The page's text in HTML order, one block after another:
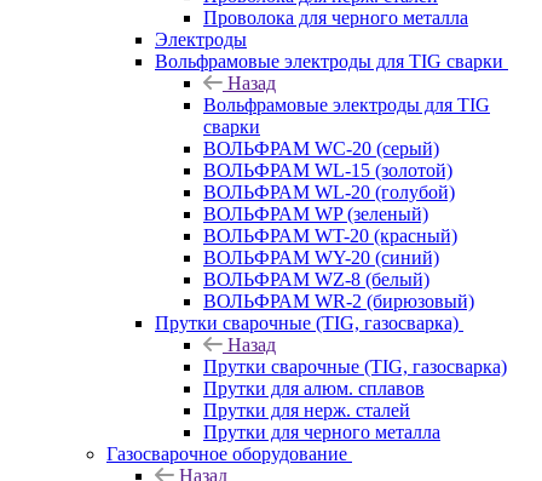
Проволока для черного металла
Электроды
Вольфрамовые электроды для TIG сварки
Назад
Вольфрамовые электроды для TIG
сварки
ВОЛЬФРАМ WC-20 (серый)
ВОЛЬФРАМ WL-15 (золотой)
ВОЛЬФРАМ WL-20 (голубой)
ВОЛЬФРАМ WP (зеленый)
ВОЛЬФРАМ WT-20 (красный)
ВОЛЬФРАМ WY-20 (синий)
ВОЛЬФРАМ WZ-8 (белый)
ВОЛЬФРАМ WR-2 (бирюзовый)
Прутки сварочные (TIG, газосварка)
Назад
Прутки сварочные (TIG, газосварка)
Прутки для алюм. сплавов
Прутки для нерж. сталей
Прутки для черного металла
Газосварочное оборудование
Назад